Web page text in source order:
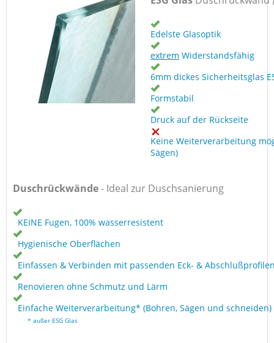
Edelste Glasoptik
extrem Widerstandsfähig
6mm dickes Sicherheitsglas
Formstabil
Druck auf der Rückseite
Keine Weiterverarbeitung
Sägen)
Duschrückwände- Ideal zur Duschsanierung
KEINE Fugen, 100% wasserresistent
Hygienische Oberflächen
Einfassen & Verbinden mit passenden Eck- &
Renovieren ohne Schmutz und Lärm
Einfache Weiterverarbeitung* (Bohren, Sägen und schneiden)
* außer ESG Glas